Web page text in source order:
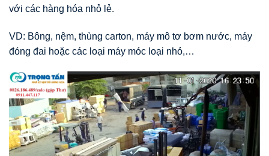
với các hàng hóa nhỏ lẻ.
VD: Bông, nệm, thùng carton, máy mô tơ bơm nước, máy
đóng đai hoặc các loại máy móc loại nhỏ,…